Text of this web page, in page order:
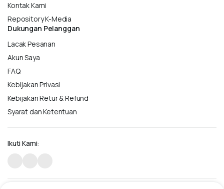
Kontak Kami
Repository K-Media
Dukungan Pelanggan
Lacak Pesanan
Akun Saya
FAQ
Kebijakan Privasi
Kebijakan Retur & Refund
Syarat dan Ketentuan
Ikuti Kami: